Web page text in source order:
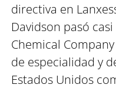
directiva en
Davidson pasó
Chemical
de especialidad y
Estados Unidos